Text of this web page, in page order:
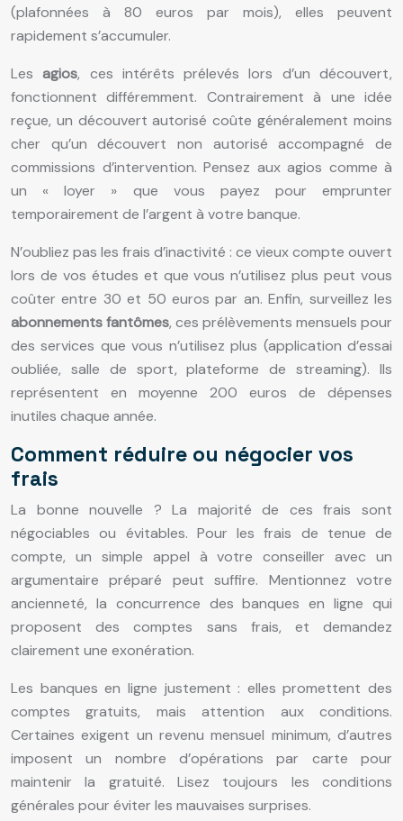
(plafonnées à 80 euros par mois), elles peuvent
rapidement s’accumuler.
Lesagios, ces intérêts prélevés lors d’un découvert,
fonctionnent différemment. Contrairement à une idée
reçue, un découvert autorisé coûte généralement moins
cher qu’un découvert non autorisé accompagné de
commissions d’intervention. Pensez aux agios comme à
un « loyer » que vous payez pour emprunter
temporairement de l’argent à votre banque.
N’oubliez pas les frais d’inactivité : ce vieux compte ouvert
lors de vos études et que vous n’utilisez plus peut vous
coûter entre 30 et 50 euros par an. Enfin, surveillez les
abonnements fantômes, ces prélèvements mensuels pour
des services que vous n’utilisez plus (application d’essai
oubliée, salle de sport, plateforme de streaming). Ils
représentent en moyenne 200 euros de dépenses
inutiles chaque année.
Comment réduire ou négocier vos
frais
La bonne nouvelle ? La majorité de ces frais sont
négociables ou évitables. Pour les frais de tenue de
compte, un simple appel à votre conseiller avec un
argumentaire préparé peut suffire. Mentionnez votre
ancienneté, la concurrence des banques en ligne qui
proposent des comptes sans frais, et demandez
clairement une exonération.
Les banques en ligne justement : elles promettent des
comptes gratuits, mais attention aux conditions.
Certaines exigent un revenu mensuel minimum, d’autres
imposent un nombre d’opérations par carte pour
maintenir la gratuité. Lisez toujours les conditions
générales pour éviter les mauvaises surprises.